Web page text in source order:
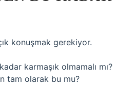
konuşmak gerekiyor.
karmaşık olmamalı mı?
tam olarak bu mu?